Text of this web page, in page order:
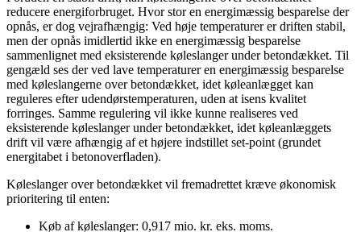
reducere energiforbruget. Hvor stor en energimæssig besparelse der
opnås, er dog vejrafhængig: Ved høje temperaturer er driften stabil,
men der opnås imidlertid ikke en energimæssig besparelse
sammenlignet med eksisterende køleslanger under betondækket. Til
gengæld ses der ved lave temperaturer en energimæssig besparelse
med køleslangerne over betondækket, idet køleanlægget kan
reguleres efter udendørstemperaturen, uden at isens kvalitet
forringes. Samme regulering vil ikke kunne realiseres ved
eksisterende køleslanger under betondækket, idet køleanlæggets
drift vil være afhængig af et højere indstillet set-point (grundet
energitabet i betonoverfladen).
Køleslanger over betondækket vil fremadrettet kræve økonomisk
prioritering til enten:
Køb af køleslanger: 0,917 mio. kr. eks. moms.